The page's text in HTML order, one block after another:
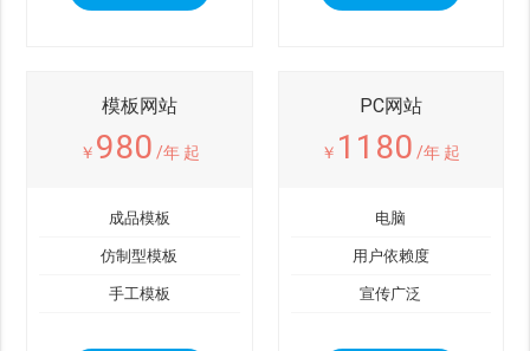
模板网站
￥ 980 /年 起
成品模板
仿制型模板
手工模板
PC网站
￥ 1180 /年 起
电脑
用户依赖度
宣传广泛